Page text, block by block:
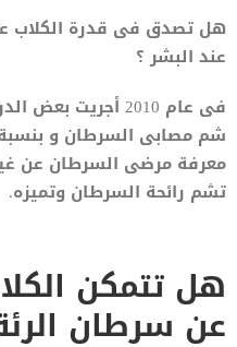
هل تصدق فى قدرة الكلاب
عند البشر ؟
فى عام 2010
معرفة مرضى السرطان عن
تشم رائحة السرطان وتميزه.
هل تتمكن
عن سرطان